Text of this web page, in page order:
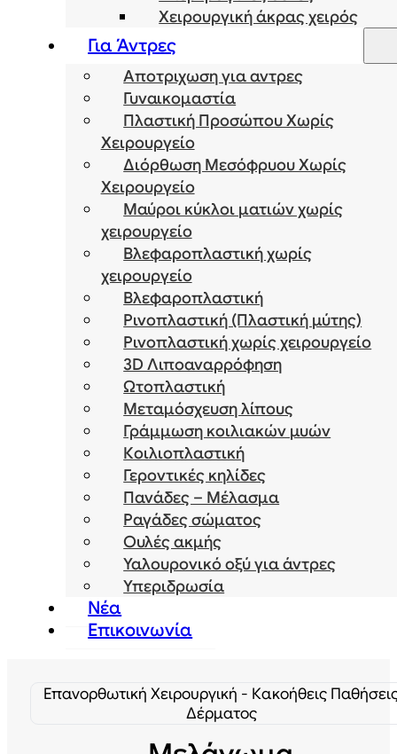
Χειρουργική άκρας χειρός
Για Άντρες
Αποτριχωση για αντρες
Γυναικομαστία
Πλαστική Προσώπου Χωρίς
Χειρουργείο
Διόρθωση Μεσόφρυου Χωρίς
Χειρουργείο
Μαύροι κύκλοι ματιών χωρίς
χειρουργείο
Βλεφαροπλαστική χωρίς
χειρουργείο
Βλεφαροπλαστική
Ρινοπλαστική (Πλαστική μύτης)
Ρινοπλαστική χωρίς χειρουργείο
3D Λιποαναρρόφηση
Ωτοπλαστική
Μεταμόσχευση λίπους
Γράμμωση κοιλιακών μυών
Κοιλιοπλαστική
Γεροντικές κηλίδες
Πανάδες – Μέλασμα
Ραγάδες σώματος
Ουλές ακμής
Υαλουρονικό οξύ για άντρες
Υπεριδρωσία
Νέα
Επικοινωνία
Επανορθωτική Χειρουργική - Κακοήθεις
Δέρματος